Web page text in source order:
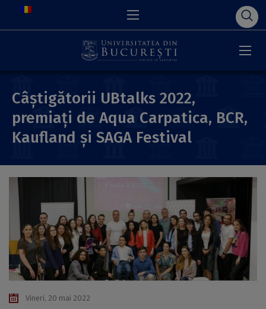
Câștigătorii UBtalks 2022,
premiați de Aqua Carpatica, BCR,
Kaufland și SAGA Festival
Vineri, 20 mai 2022